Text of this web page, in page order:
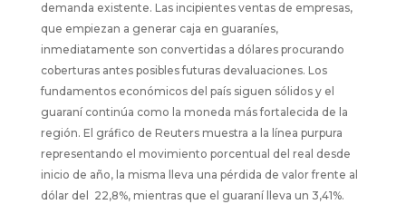
demanda existente. Las incipientes ventas de empresas,
que empiezan a generar caja en guaraníes,
inmediatamente son convertidas a dólares procurando
coberturas antes posibles futuras devaluaciones. Los
fundamentos económicos del país siguen sólidos y el
guaraní continúa como la moneda más fortalecida de la
región. El gráfico de Reuters muestra a la línea purpura
representando el movimiento porcentual del real desde
inicio de año, la misma lleva una pérdida de valor frente al
dólar del 22,8%, mientras que el guaraní lleva un 3,41%.